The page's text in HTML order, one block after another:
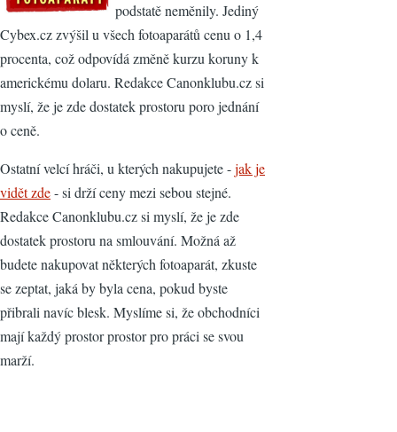
podstatě neměnily. Jediný
Cybex.cz zvýšil u všech fotoaparátů cenu o 1,4
procenta, což odpovídá změně kurzu koruny k
americkému dolaru. Redakce Canonklubu.cz si
myslí, že je zde dostatek prostoru poro jednání
o ceně.
Ostatní velcí hráči, u kterých nakupujete -jak je
vidět zde- si drží ceny mezi sebou stejné.
Redakce Canonklubu.cz si myslí, že je zde
dostatek prostoru na smlouvání. Možná až
budete nakupovat některých fotoaparát, zkuste
se zeptat, jaká by byla cena, pokud byste
přibrali navíc blesk. Myslíme si, že obchodníci
mají každý prostor prostor pro práci se svou
marží.